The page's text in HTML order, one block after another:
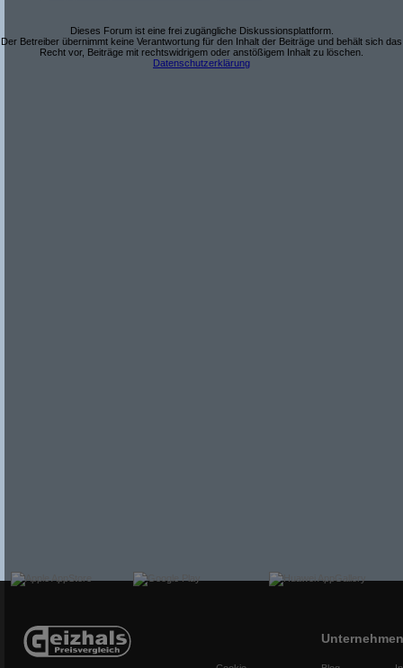
Dieses Forum ist eine frei zugängliche Diskussionsplattform.
Der Betreiber übernimmt keine Verantwortung für den Inhalt der Beiträge und behält sich das
Recht vor, Beiträge mit rechtswidrigem oder anstößigem Inhalt zu löschen.
Datenschutzerklärung
Unternehmen